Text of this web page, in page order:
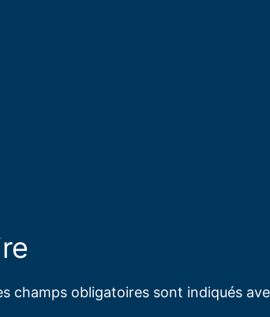
champs obligatoires sont indiqués